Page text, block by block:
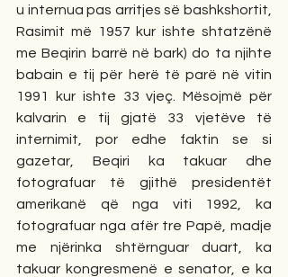
u internua pas arritjes së bashkshortit,
Rasimit më 1957 kur ishte shtatzënë
me Beqirin barrë në bark) do ta njihte
babain e tij për herë të parë në vitin
1991 kur ishte 33 vjeç. Mësojmë për
kalvarin e tij gjatë 33 vjetëve të
internimit, por edhe faktin se si
gazetar, Beqiri ka takuar dhe
fotografuar të gjithë presidentët
amerikanë që nga viti 1992, ka
fotografuar nga afër tre Papë, madje
me njërinka shtërnguar duart, ka
takuar kongresmenë e senator, e ka